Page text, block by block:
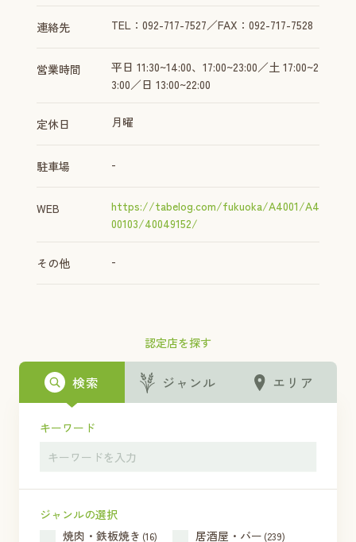
認定店を探す
検索 ジャンル エリア
キーワード
ジャンルの選択
焼肉・鉄板焼き (16) 居酒屋・バー (239)
連絡先 TEL：092-717-7527／FAX：092-717-7528
営業時間
平日 11:30~14:00、17:00~23:00／土 17:00~2
3:00／日 13:00~22:00
定休日 月曜
駐車場 -
WEB
https://tabelog.com/fukuoka/A4001/A4
00103/40049152/
その他 -